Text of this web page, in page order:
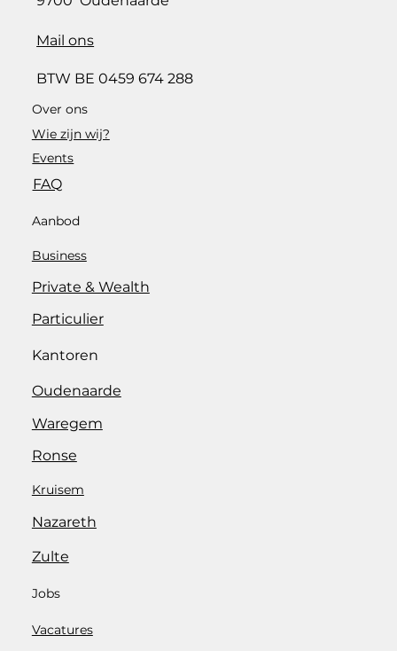
Mail ons
BTW BE 0459 674 288
Over ons
Wie zijn wij?
Events
FAQ
Aanbod
Business
Private & Wealth
Particulier
Kantoren
Oudenaarde
Waregem
Kruisem
Nazareth
Ronse
Zulte
Jobs
Vacatures